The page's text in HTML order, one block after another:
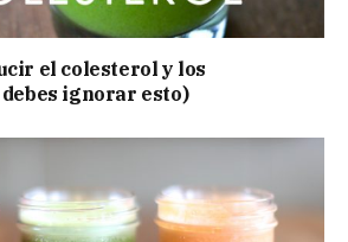
el colesterol y los
ignorar esto)